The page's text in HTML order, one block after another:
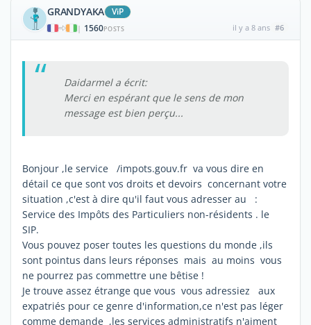
GRANDYAKA ViP
| 1560POSTS il y a 8 ans #6
Daidarmel a écrit:
Merci en espérant que le sens de mon
message est bien perçu...
Bonjour ,le service /impots.gouv.fr va vous dire en
détail ce que sont vos droits et devoirs concernant votre
situation ,c'est à dire qu'il faut vous adresser au :
Service des Impôts des Particuliers non-résidents . le
SIP.
Vous pouvez poser toutes les questions du monde ,ils
sont pointus dans leurs réponses mais au moins vous
ne pourrez pas commettre une bêtise !
Je trouve assez étrange que vous vous adressiez aux
expatriés pour ce genre d'information,ce n'est pas léger
comme demande ,les services administratifs n'aiment